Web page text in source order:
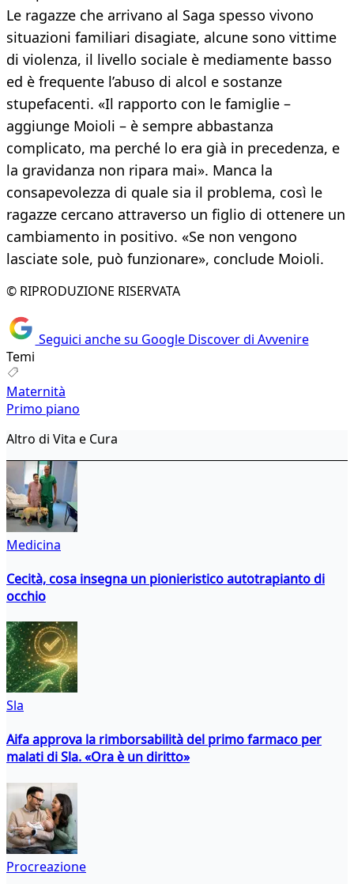
Le ragazze che arrivano al Saga spesso vivono
situazioni familiari disagiate, alcune sono vittime
di violenza, il livello sociale è mediamente basso
ed è frequente l’abuso di alcol e sostanze
stupefacenti. «Il rapporto con le famiglie –
aggiunge Moioli – è sempre abbastanza
complicato, ma perché lo era già in precedenza, e
la gravidanza non ripara mai». Manca la
consapevolezza di quale sia il problema, così le
ragazze cercano attraverso un figlio di ottenere un
cambiamento in positivo. «Se non vengono
lasciate sole, può funzionare», conclude Moioli.
© RIPRODUZIONE RISERVATA
Seguici anche su Google Discover di Avvenire
Temi
Maternità
Primo piano
Altro di Vita e Cura
Medicina
Cecità, cosa insegna un pionieristico autotrapianto di
occhio
Sla
Aifa approva la rimborsabilità del primo farmaco per
malati di Sla. «Ora è un diritto»
Procreazione